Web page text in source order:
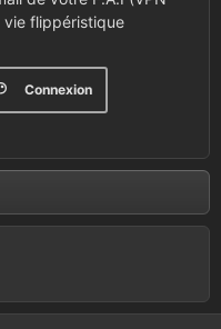
flippéristique
Connexion